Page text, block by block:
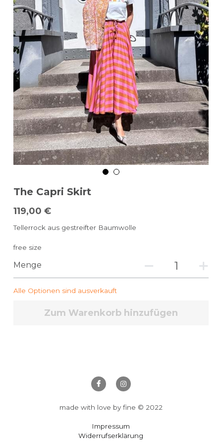
The Capri Skirt
119,00 €
Tellerrock aus gestreifter Baumwolle
free size
Menge
Alle Optionen sind ausverkauft
Zum Warenkorb hinzufügen
made with love by fine © 2022
Impressum
Widerrufserklärung